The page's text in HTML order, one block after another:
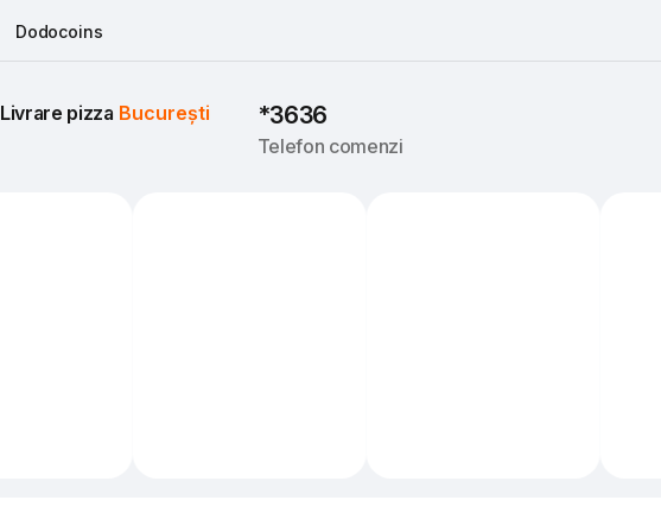
Dodocoins
Livrare pizza București *3636
Telefon comenzi